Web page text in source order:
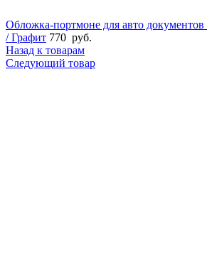
Обложка-портмоне для авто документов
/ Графит 770 руб.
Назад к товарам
Следующий товар